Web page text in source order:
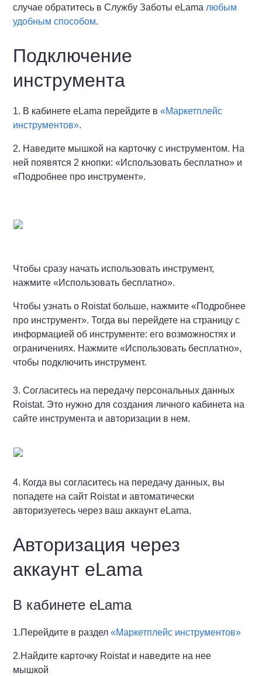
случае обратитесь в Службу Заботы eLama любым
удобным способом.
Подключение
инструмента
1. В кабинете eLama перейдите в«Маркетплейс
инструментов».
2. Наведите мышкой на карточку с инструментом. На
ней появятся 2 кнопки: «Использовать бесплатно» и
«Подробнее про инструмент».
Чтобы сразу начать использовать инструмент,
нажмите «Использовать бесплатно».
Чтобы узнать о Roistat больше, нажмите «Подробнее
про инструмент». Тогда вы перейдете на страницу с
информацией об инструменте: его возможностях и
ограничениях. Нажмите «Использовать бесплатно»,
чтобы подключить инструмент.
3. Согласитесь на передачу персональных данных
Roistat. Это нужно для создания личного кабинета на
сайте инструмента и авторизации в нем.
4. Когда вы согласитесь на передачу данных, вы
попадете на сайт Roistat и автоматически
авторизуетесь через ваш аккаунт eLama.
Авторизация через
аккаунт eLama
В кабинете eLama
1.Перейдите в раздел«Маркетплейс инструментов»
2.Найдите карточку Roistat и наведите на нее
мышкой